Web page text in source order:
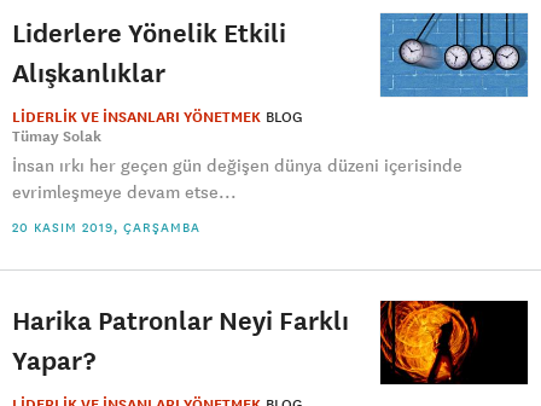
Liderlere Yönelik Etkili
Alışkanlıklar
LİDERLİK VE İNSANLARI YÖNETMEK BLOG
Tümay Solak
İnsan ırkı her geçen gün değişen dünya düzeni içerisinde
evrimleşmeye devam etse...
20 KASIM 2019, ÇARŞAMBA
Harika Patronlar Neyi Farklı
Yapar?